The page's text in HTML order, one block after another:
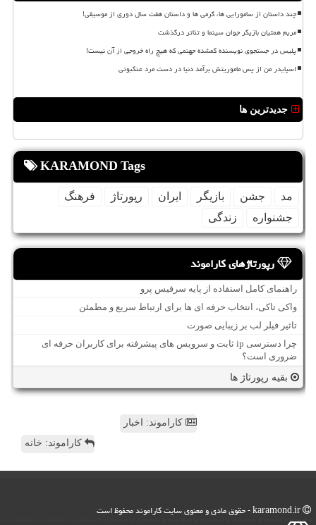
چند داستان از سامورایی ها، گرمی ها و داستان هفت سال دوری از موسیقی!
مریم همتیان بازیگر جوان سینما و تئاتر درگذشت
پلیس در جستجوی نویسنده گمشده جهنمی که هیچ راه خروجی از آن نیست!
اسپایدر من از پس ماموریتش برآمد دنیا در دست مرد عنکبوتی
جدیدترین ها
KARAMOND Tags
مد جشن بازیگر ایران رپورتاژ
فرهنگ
جشنواره
زندگی
رپورتاژهای کاراموند
راهنمای کامل استفاده از پایه سرفیس پرو
واکی تاکی، انتخاب حرفه ای ها برای ارتباط سریع و مطمئن
تاثیر فیلر لب بر زیبایی صورت
چرا دسترسی ip ثابت و سرویس های پیشرفته برای کاربران حرفه ای
ضروری است؟
بقیه رپورتاژ ها
کاراموند: اخبار
کاراموند: خانه